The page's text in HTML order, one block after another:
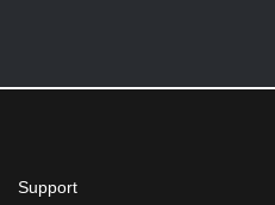
Support